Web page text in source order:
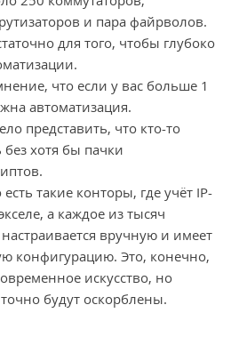
и пара файрволов.
для того, чтобы глубоко
что если у вас больше 1
автоматизация.
представить, что кто-то
хотя бы пачки
такие конторы, где учёт IP-
а каждое из тысяч
настраивается вручную и имеет
конфигурацию. Это, конечно,
искусство, но
будут оскорблены.